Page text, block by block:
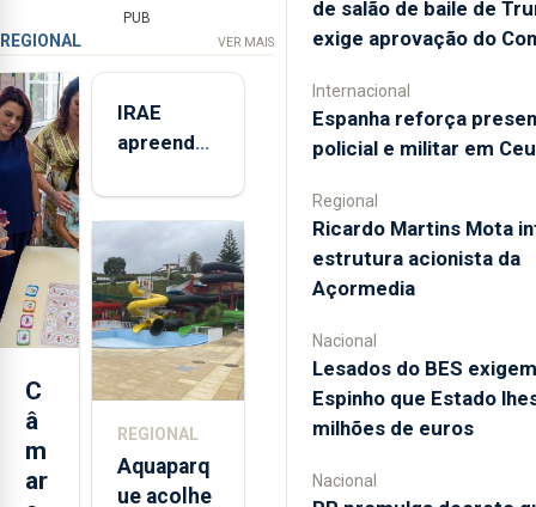
PUB
REGIONAL VER MAIS
C
â
m
ar
IRAE
apreendeu
toneladas
de
alimentos
entre
2021 e
2025 nos
Açores
REGIONAL
Aquaparq
ue acolhe
de salão de baile de
exige aprovação do
Internacional
Espanha reforça
policial e militar em
Regional
Ricardo Martins Mota
estrutura acionista da
Açormedia
Nacional
Lesados do BES
Espinho que Estado
milhões de euros
Nacional